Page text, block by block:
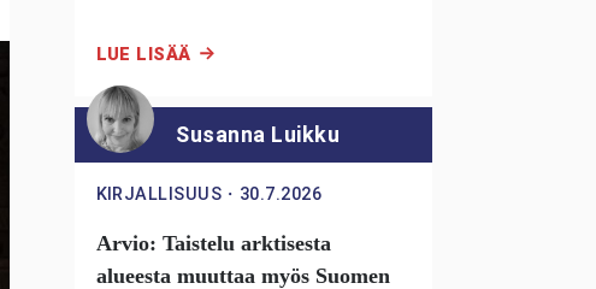
LUE LISÄÄ
Susanna Luikku
KIRJALLISUUS ・ 30.7.2026
Arvio: Taistelu arktisesta
alueesta muuttaa myös Suomen